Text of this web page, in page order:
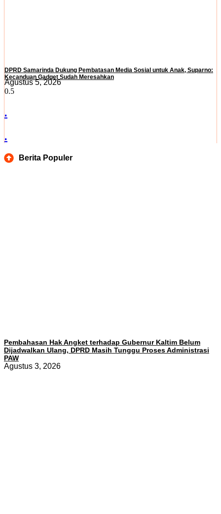
DPRD Samarinda Dukung Pembatasan Media Sosial untuk Anak, Suparno:
Kecanduan Gadget Sudah Meresahkan
Agustus 5, 2026
.
.
Berita Populer
Pembahasan Hak Angket terhadap Gubernur Kaltim Belum
Dijadwalkan Ulang, DPRD Masih Tunggu Proses Administrasi
PAW
Agustus 3, 2026